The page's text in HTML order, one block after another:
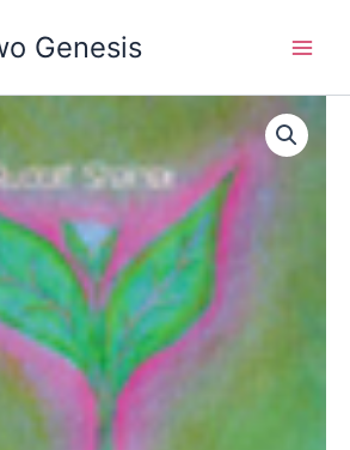
Genesis